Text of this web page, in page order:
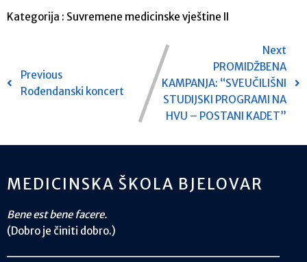
Kategorija : Suvremene medicinske vještine II
Previous
Rođendanski koncert
Next
PROMIDŽBENA
KAMPANJA: “SVEUČILIŠNI
STUDIJSKI PROGRAMI NA
HVU – POSTANI KADET”
MEDICINSKA ŠKOLA BJELOVAR
Bene est bene facere.
(Dobro je činiti dobro.)